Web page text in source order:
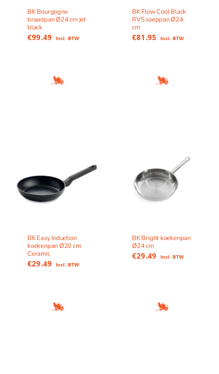
BK Bourgogne
braadpan Ø24 cm jet
black
€99.49 Incl. BTW
BK Flow Cool Black
RVS soeppan Ø24
cm
€81.95 Incl. BTW
BK Easy Induction
koekenpan Ø20 cm
Ceramic
€29.49 Incl. BTW
BK Bright koekenpan
Ø24 cm
€29.49 Incl. BTW